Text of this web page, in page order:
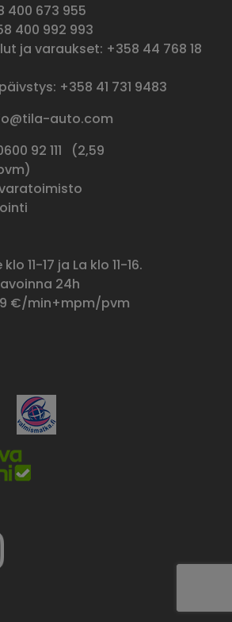
400 673 955
400 992 993
ja varaukset: +358 44 768 18
+358 41 731 9483
auto.com
92 111 (2,59
11-17 ja La klo 11-16.
24h
€/min+mpm/pvm